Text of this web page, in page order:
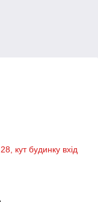
кут будинку вхід